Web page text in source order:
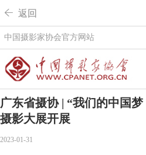
 返回
中国摄影家协会官方网站
广东省摄协 | “我们的中国
摄影大展开展
2023-01-31